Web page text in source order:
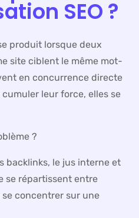
SEO ?
produit lorsque deux
site ciblent le même mot-
en concurrence directe
cumuler leur force, elles se
?
backlinks, le jus interne et
se répartissent entre
se concentrer sur une